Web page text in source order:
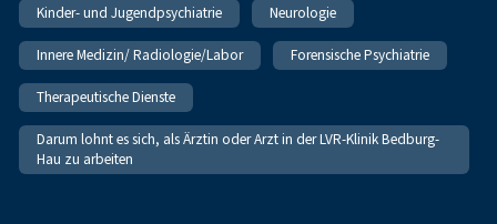
Kinder- und Jugendpsychiatrie Neurologie
Innere Medizin/ Radiologie/Labor Forensische Psychiatrie
Therapeutische Dienste
Darum lohnt es sich, als Ärztin oder Arzt in der LVR-Klinik Bedburg-
Hau zu arbeiten